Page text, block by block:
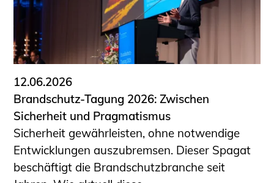
12.06.2026
Brandschutz-Tagung 2026: Zwischen
Sicherheit und Pragmatismus
Sicherheit gewährleisten, ohne notwendige
Entwicklungen auszubremsen. Dieser Spagat
beschäftigt die Brandschutzbranche seit